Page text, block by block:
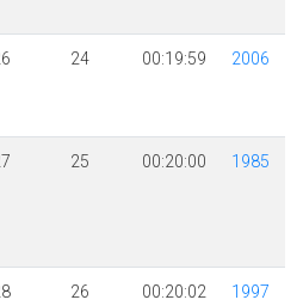
24 00:19:59 2006
25 00:20:00 1985
26 00:20:02 1997